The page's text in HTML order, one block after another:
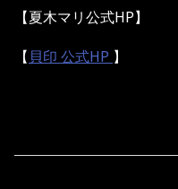
【夏木マリ公式HP】
【 貝印 公式HP 】